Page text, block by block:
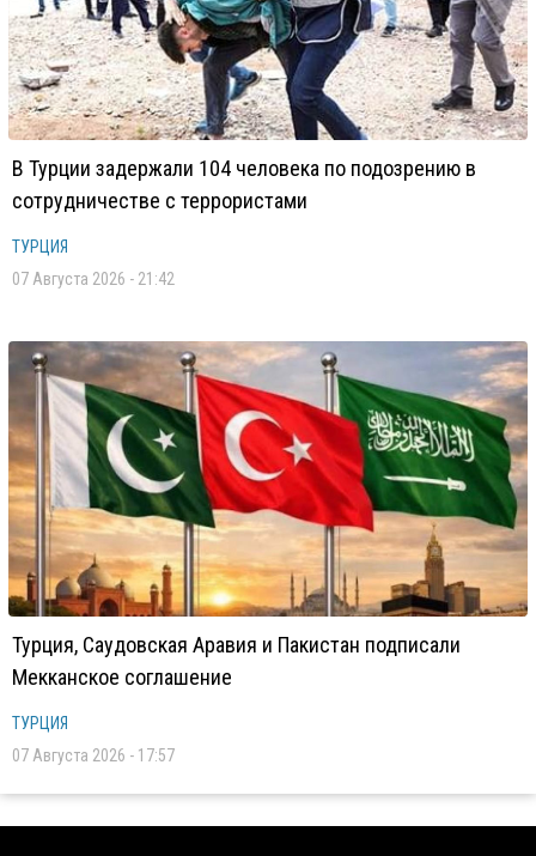
В Турции задержали 104 человека по подозрению в
сотрудничестве с террористами
ТУРЦИЯ
07 Августа 2026 - 21:42
Турция, Саудовская Аравия и Пакистан подписали
Мекканское соглашение
ТУРЦИЯ
07 Августа 2026 - 17:57